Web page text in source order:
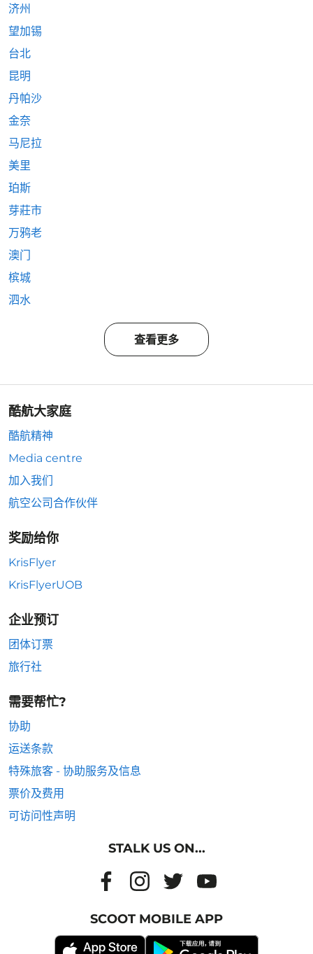
济州
望加锡
台北
昆明
丹帕沙
金奈
马尼拉
美里
珀斯
芽莊市
万鸦老
澳门
槟城
泗水
查看更多
酷航大家庭
酷航精神
Media centre
加入我们
航空公司合作伙伴
奖励给你
KrisFlyer
KrisFlyerUOB
企业预订
团体订票
旅行社
需要帮忙?
协助
运送条款
特殊旅客 - 协助服务及信息
票价及费用
可访问性声明
STALK US ON...
SCOOT MOBILE APP